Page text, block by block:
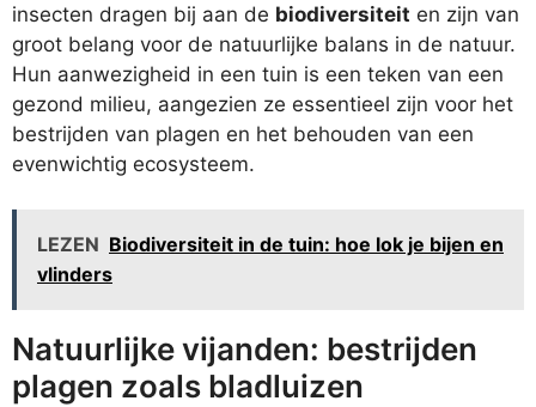
insecten dragen bij aan de biodiversiteit en zijn van
groot belang voor de natuurlijke balans in de natuur.
Hun aanwezigheid in een tuin is een teken van een
gezond milieu, aangezien ze essentieel zijn voor het
bestrijden van plagen en het behouden van een
evenwichtig ecosysteem.
LEZEN Biodiversiteit in de tuin: hoe lok je bijen en
vlinders
Natuurlijke vijanden: bestrijden
plagen zoals bladluizen